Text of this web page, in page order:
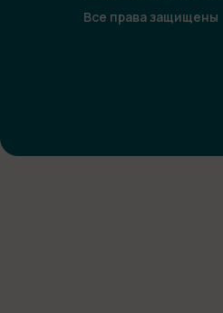
Все права защищены